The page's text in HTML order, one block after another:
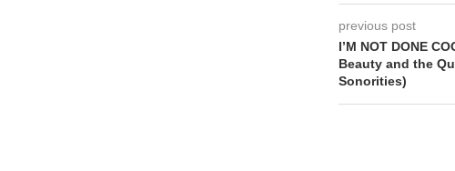
previous post
I’M NOT DONE
Beauty and the
Sonorities)